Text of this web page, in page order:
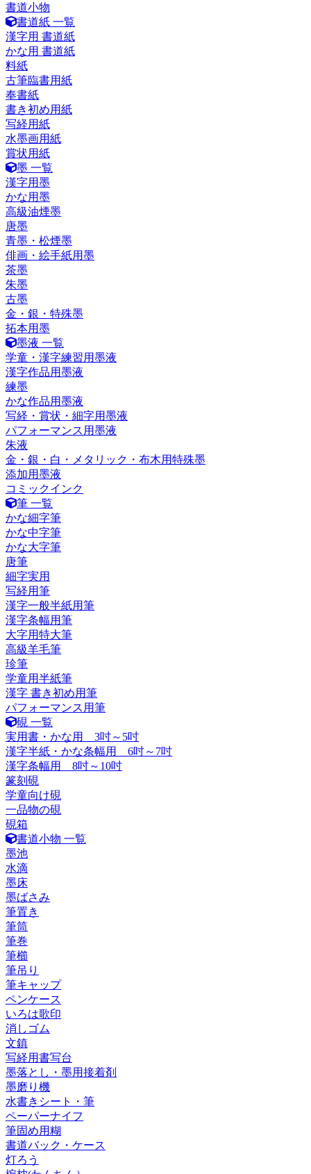
書道小物
書道紙 一覧
漢字用 書道紙
かな用 書道紙
料紙
古筆臨書用紙
奉書紙
書き初め用紙
写経用紙
水墨画用紙
賞状用紙
墨 一覧
漢字用墨
かな用墨
高級油煙墨
唐墨
青墨・松煙墨
俳画・絵手紙用墨
茶墨
朱墨
古墨
金・銀・特殊墨
拓本用墨
墨液 一覧
学童・漢字練習用墨液
漢字作品用墨液
練墨
かな作品用墨液
写経・賞状・細字用墨液
パフォーマンス用墨液
朱液
金・銀・白・メタリック・布木用特殊墨
添加用墨液
コミックインク
筆 一覧
かな細字筆
かな中字筆
かな大字筆
唐筆
細字実用
写経用筆
漢字一般半紙用筆
漢字条幅用筆
大字用特大筆
高級羊毛筆
珍筆
学童用半紙筆
漢字 書き初め用筆
パフォーマンス用筆
硯 一覧
実用書・かな用 3吋～5吋
漢字半紙・かな条幅用 6吋～7吋
漢字条幅用 8吋～10吋
篆刻硯
学童向け硯
一品物の硯
硯箱
書道小物 一覧
墨池
水滴
墨床
墨ばさみ
筆置き
筆筒
筆巻
筆櫛
筆吊り
筆キャップ
ペンケース
いろは歌印
消しゴム
文鎮
写経用書写台
墨落とし・墨用接着剤
墨磨り機
水書きシート・筆
ペーパーナイフ
筆固め用糊
書道バック・ケース
灯ろう